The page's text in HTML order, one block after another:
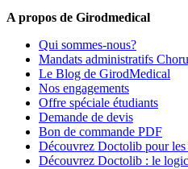
A propos de Girodmedical
Qui sommes-nous?
Mandats administratifs
Le Blog de GirodMedical
Nos engagements
Offre spéciale étudiants
Demande de devis
Bon de commande PDF
Découvrez Doctolib pour les
Découvrez Doctolib : le